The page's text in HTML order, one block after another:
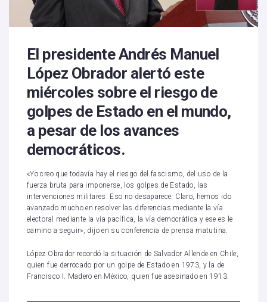
El presidente Andrés Manuel
López Obrador alertó este
miércoles sobre el riesgo de
golpes de Estado en el mundo,
a pesar de los avances
democráticos.
«Yo creo que todavía hay el riesgo del fascismo, del uso de la
fuerza bruta para imponerse, los golpes de Estado, las
intervenciones militares. Eso no desaparece. Claro, hemos ido
avanzado mucho en resolver las diferencias mediante la vía
electoral mediante la vía pacífica, la vía democrática y ese es le
camino a seguir», dijo en su conferencia de prensa matutina.
López Obrador recordó la situación de Salvador Allende en Chile,
quien fue derrocado por un golpe de Estado en 1973, y la de
Francisco I. Madero en México, quien fue asesinado en 1913.